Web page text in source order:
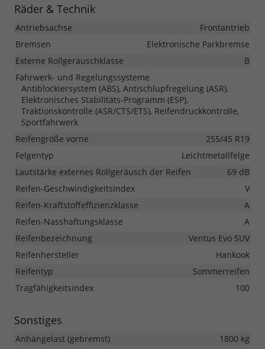
Räder & Technik
Antriebsachse
Frontantrieb
Bremsen
Elektronische Parkbremse
Externe Rollgeräuschklasse
B
Fahrwerk- und Regelungssysteme
Antiblockiersystem (ABS), Antischlupfregelung (ASR),
Elektronisches Stabilitäts-Programm (ESP),
Traktionskontrolle (ASR/CTS/ETS), Reifendruckkontrolle,
Sportfahrwerk
Reifengröße vorne
255/45 R19
Felgentyp
Leichtmetallfelge
Lautstärke externes Rollgeräusch der Reifen
69 dB
Reifen-Geschwindigkeitsindex
V
Reifen-Kraftstoffeffizienzklasse
A
Reifen-Nasshaftungsklasse
A
Reifenbezeichnung
Ventus Evo SUV
Reifenhersteller
Hankook
Reifentyp
Sommerreifen
Tragfähigkeitsindex
100
Sonstiges
Anhängelast (gebremst)
1800 kg